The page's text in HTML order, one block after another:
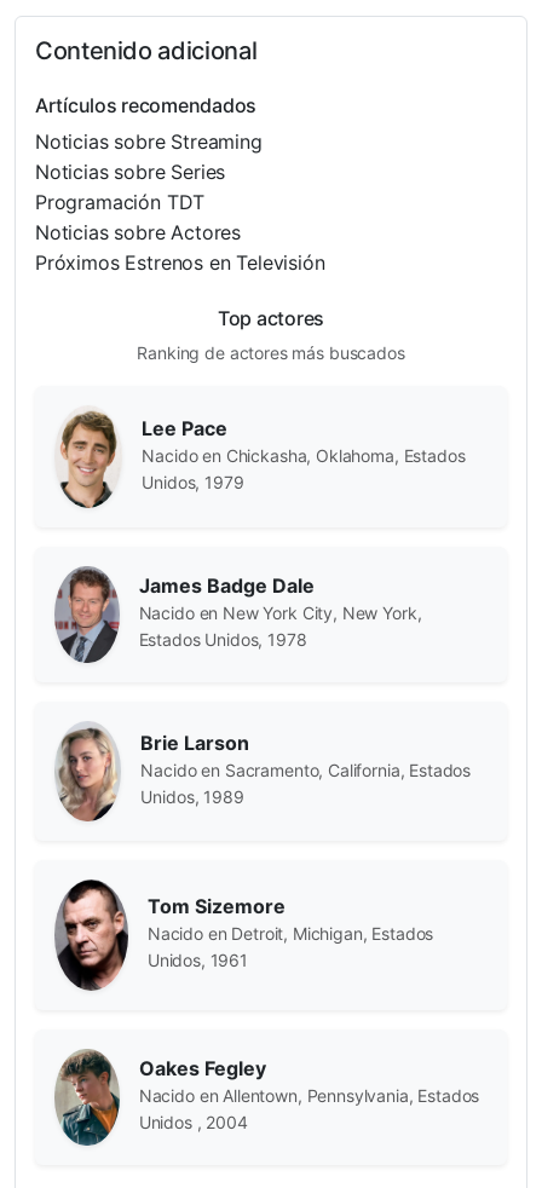
Contenido adicional
Artículos recomendados
Noticias sobre Streaming
Noticias sobre Series
Programación TDT
Noticias sobre Actores
Próximos Estrenos en Televisión
Top actores
Ranking de actores más buscados
Lee Pace
Nacido en Chickasha, Oklahoma, Estados
Unidos, 1979
James Badge Dale
Nacido en New York City, New York,
Estados Unidos, 1978
Brie Larson
Nacido en Sacramento, California, Estados
Unidos, 1989
Tom Sizemore
Nacido en Detroit, Michigan, Estados
Unidos, 1961
Oakes Fegley
Nacido en Allentown, Pennsylvania, Estados
Unidos , 2004